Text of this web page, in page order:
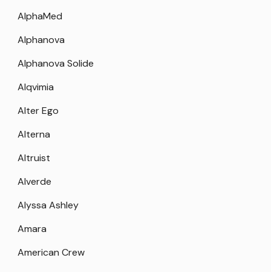
AlphaMed
Alphanova
Alphanova Solide
Alqvimia
Alter Ego
Alterna
Altruist
Alverde
Alyssa Ashley
Amara
American Crew